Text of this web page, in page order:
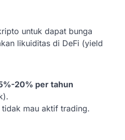
untuk dapat bunga
likuiditas di DeFi (yield
20% per tahun
mau aktif trading.